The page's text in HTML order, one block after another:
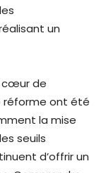
un
cœur de
réforme ont été
la mise
seuils
d’offrir un